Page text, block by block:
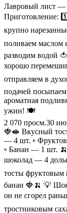
Лавровый лист —
Приготовление:
крупно
поливаем маслом
разводим водой
хорошо
отправляем в
подачей
ароматная
ужин! 🍽️
2 070 просм.30
🍓🥪 Вкусный
— 4 шт. ▫️
▫️ Банан — 1 шт.
шоколад — 4
тосты фруктовым
банан 🍓🍌 💡
он не сгорел
тростниковым